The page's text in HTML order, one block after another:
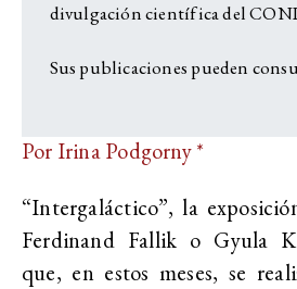
divulgación científica del
Sus publicaciones pueden
Por Irina Podgorny *
“Intergaláctico”, la
Ferdinand Fallik o Gyula
que, en estos meses, se